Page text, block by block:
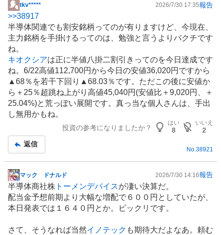
掲
示
板
記
事
tkv***** 2026/7/30 17:35報告
>>38917
半導体関連でも割安銘柄ってのが有りますけど、今現在、
主力銘柄を手掛けるってのは、勉強と言うよりバクチです
ね。
キオクシアは正に半値八掛二割引きってのを今日達成です
ね。6/22高値112,700円から今日の安値36,020円ですから
▲68％を若干下回り▲68.03％です。ただこの後に安値か
ら＋25％超跳ね上がり高値45,040円(安値比＋9,020円、＋
25.04%)と荒っぽい展開です。真っ当な個人さんは、手出
し無用かもね。
投資の参考になりましたか？
はい
8
いいえ
2
返信
No. 38921
掲
示
板
記
マック ドナルド 2026/7/30 14:16報告
半導体商社株 トーメンデバイスが凄い決算だ。
配当金予想前期より大幅な増配で６００円としていたが、
本日発表では１６４０円とか。ビックリです。
さて、そうなれば当然イノテック も期待大だよなあ。頼む